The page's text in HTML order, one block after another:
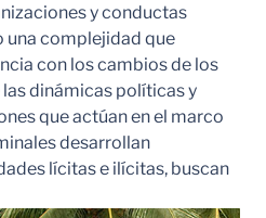
y conductas
una complejidad que
con los cambios de los
dinámicas políticas y
que actúan en el marco
desarrollan
lícitas e ilícitas, buscan